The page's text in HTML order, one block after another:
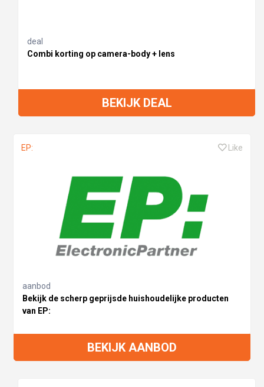
deal
Combi korting op camera-body + lens
BEKIJK DEAL
EP: Like
aanbod
Bekijk de scherp geprijsde huishoudelijke producten
van EP:
BEKIJK AANBOD